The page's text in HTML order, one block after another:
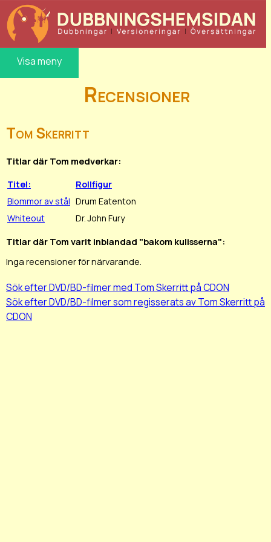
Visa meny
Recensioner
Tom Skerritt
Titlar där Tom medverkar:
Titel:
Rollfigur
Blommor av stål Drum Eatenton
Whiteout
Dr. John Fury
Titlar där Tom varit inblandad "bakom kulisserna":
Inga recensioner för närvarande.
Sök efter DVD/BD-filmer med Tom Skerritt på CDON
Sök efter DVD/BD-filmer som regisserats av Tom Skerritt på
CDON